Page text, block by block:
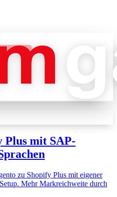
mit SAP-
zu Shopify Plus mit eigener
Mehr Markreichweite durch